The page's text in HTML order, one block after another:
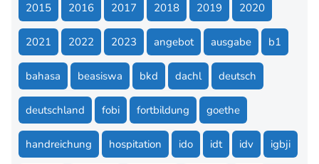
2015 2016 2017 2018 2019 2020
2021 2022 2023 angebot ausgabe b1
bahasa beasiswa bkd dachl deutsch
deutschland fobi fortbildung goethe
handreichung hospitation ido idt idv igbji